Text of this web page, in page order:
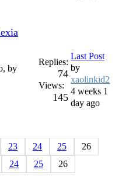
by
Replies:
74
Views:
145
Last Post
by
xaolinkid2
4 weeks 1
day ago
23 24 25
26
24 25 26